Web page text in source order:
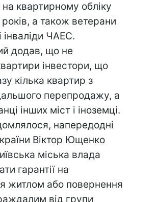
квартирному обліку
а також ветерани
інваліди ЧАЕС.
додав, що не
інвестори, що
кілька квартир з
перепродажу, а
інших міст і іноземці.
напередодні
Віктор Ющенко
міська влада
гарантії на
житлом або повернення
від групи